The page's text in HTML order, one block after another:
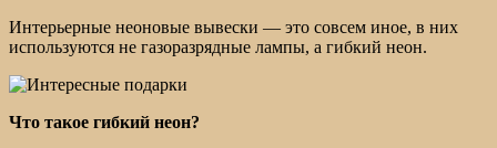
Интерьерные неоновые вывески — это совсем иное, в них
используются не газоразрядные лампы, а гибкий неон.
Что такое гибкий неон?